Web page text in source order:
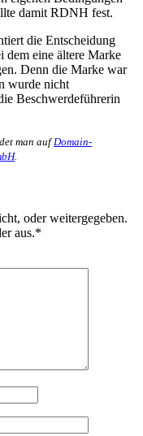
damit RDNH fest.
die Entscheidung
dem eine ältere Marke
Denn die Marke war
wurde nicht
Beschwerdeführerin
man auf Domain-
.
oder weitergegeben.
aus.*